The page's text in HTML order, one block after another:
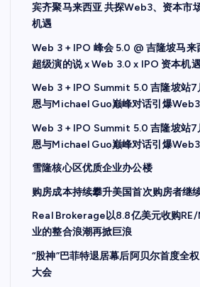
宾齐聚马来西亚 共探Web3、资本市
机遇
Web 3 + IPO 峰会 5.0 @ 吉隆坡马
超级演的说 x Web 3.0 x IPO 资本机
Web 3 + IPO Summit 5.0 吉隆坡站7
恩与Michael Guo巅峰对话引爆
Web 3 + IPO Summit 5.0 吉隆坡站7
恩与Michael Guo巅峰对话引爆
雪隆核心区优质企业办公楼
购房成本持续攀升美国首次购房者继
Real Brokerage以8.8亿美元收购
业的整合浪潮再掀巨浪
“股神”巴菲特退居幕后阿贝尔首度全
大会